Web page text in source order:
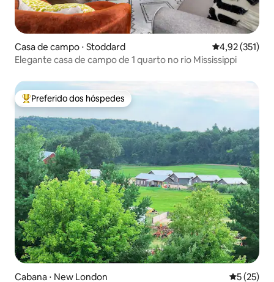
Casa de campo ⋅ Stoddard 4,92 de uma
4,92 (351)
Elegante casa de campo de 1 quarto no rio Mississippi
Entre os melhores preferidos dos hóspedes
Preferido dos hóspedes
Cabana ⋅ New London 5 de uma
5 (25)